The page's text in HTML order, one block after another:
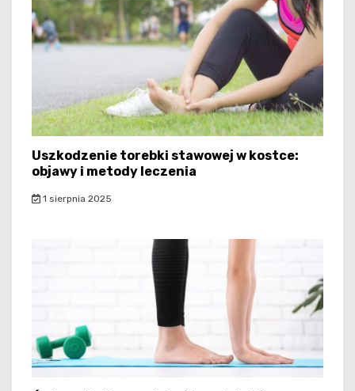
Uszkodzenie torebki stawowej w kostce:
objawy i metody leczenia
1 sierpnia 2025